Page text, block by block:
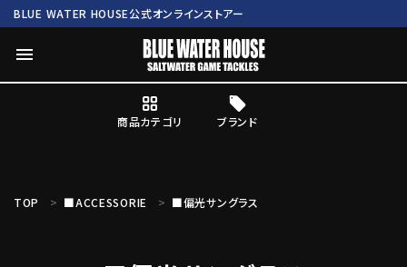
BLUE WATER HOUSE公式オンラインストアー
menu
商品カテゴリ ブランド
TOP ■ACCESSORIE ■偏光サングラス